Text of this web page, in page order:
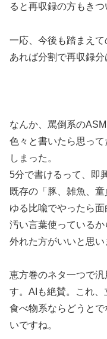
ると再収録の方もきつ
一応、今後も踏まえ
あれば分割で再収録分
なんか、罵倒系の
色々と書いたら思っ
しまった。
5分で書けるって、即
既存の「豚、雑魚、
ゆる比喩でやったら面
汚い言葉使っている
外れた方がいいと思い
恵方巻のネタ一つで
す。AIも絶賛。これ、
食べ物系ならどうと
いですね。